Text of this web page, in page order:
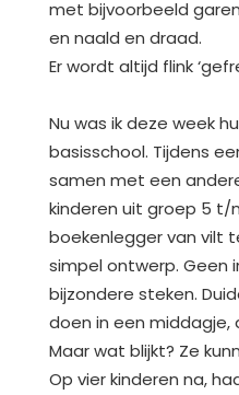
met bijvoorbeeld
en naald en draad.
Er wordt altijd flink
Nu was ik deze week
basisschool. Tijdens
samen met een
kinderen uit groep 5
boekenlegger van vilt
simpel ontwerp. Geen
bijzondere steken.
doen in een middagje,
Maar wat blijkt? Ze
Op vier kinderen na,